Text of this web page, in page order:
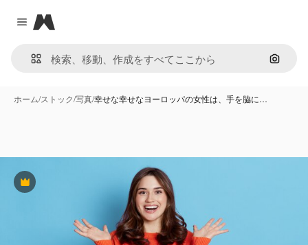
Close menu
Magnific
画像で
ホーム/ストック/写真/幸せな幸せなヨーロッパの女性は、手を脇に…
Premium